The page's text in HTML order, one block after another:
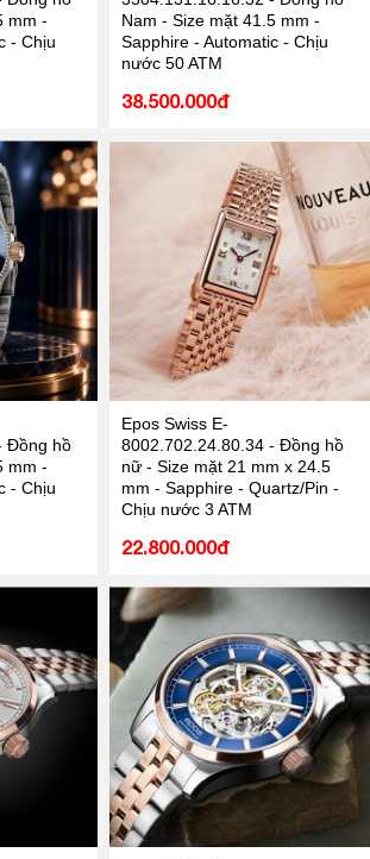
mm -
- Chịu
Nam - Size mặt 41.5 mm -
Sapphire - Automatic - Chịu
nước 50 ATM
38.500.000đ
Đồng hồ
mm -
- Chịu
Epos Swiss E-
8002.702.24.80.34 - Đồng hồ
nữ - Size mặt 21 mm x 24.5
mm - Sapphire - Quartz/Pin -
Chịu nước 3 ATM
22.800.000đ